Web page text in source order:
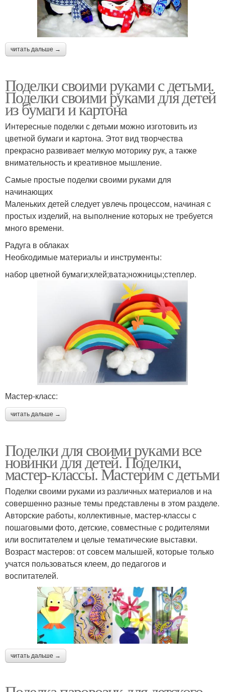
читать дальше →
Поделки своими руками с детьми.
Поделки своими руками для детей
из бумаги и картона
Интересные поделки с детьми можно изготовить из
цветной бумаги и картона. Этот вид творчества
прекрасно развивает мелкую моторику рук, а также
внимательность и креативное мышление.
Самые простые поделки своими руками для
начинающих
Маленьких детей следует увлечь процессом, начиная с
простых изделий, на выполнение которых не требуется
много времени.
Радуга в облаках
Необходимые материалы и инструменты:
набор цветной бумаги;клей;вата;ножницы;степлер.
Мастер-класс:
читать дальше →
Поделки для своими руками все
новинки для детей. Поделки,
мастер-классы. Мастерим с детьми
Поделки своими руками из различных материалов и на
совершенно разные темы представлены в этом разделе.
Авторские работы, коллективные, мастер-классы с
пошаговыми фото, детские, совместные с родителями
или воспитателем и целые тематические выставки.
Возраст мастеров: от совсем малышей, которые только
учатся пользоваться клеем, до педагогов и
воспитателей.
читать дальше →